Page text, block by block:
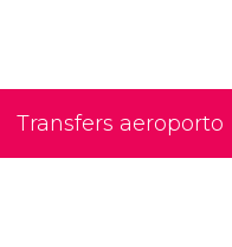
Transfers aeroporto